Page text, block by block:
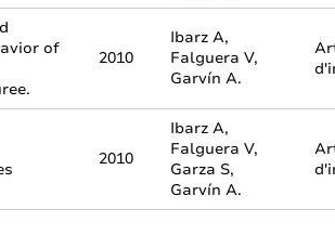
of
2010
Ibarz A,
Falguera V,
Garvín A.
2010
Ibarz A,
Falguera V,
Garza S,
Garvín A.